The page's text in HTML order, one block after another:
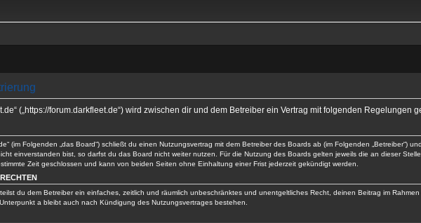
(„https://forum.darkfleet.de“) wird zwischen dir und dem Betreiber ein Vertrag mit folgenden Regelungen
(im Folgenden „das Board“) schließt du einen Nutzungsvertrag mit dem Betreiber des Boards ab (im Folgenden „Betreiber“)
einverstanden bist, so darfst du das Board nicht weiter nutzen. Für die Nutzung des Boards gelten jeweils die an dieser
Zeit geschlossen und kann von beiden Seiten ohne Einhaltung einer Frist jederzeit gekündigt werden.
du dem Betreiber ein einfaches, zeitlich und räumlich unbeschränktes und unentgeltliches Recht, deinen Beitrag im
a bleibt auch nach Kündigung des Nutzungsvertrages bestehen.